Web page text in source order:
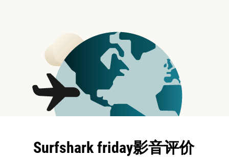
你可能感兴趣：
获得 Surfshark 最新优惠 目录 …
Surfshark friday影音评价